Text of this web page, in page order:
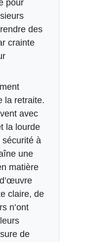
pour
des
crainte
la retraite.
avec
la lourde
sécurité à
une
matière
claire, de
n’ont
de